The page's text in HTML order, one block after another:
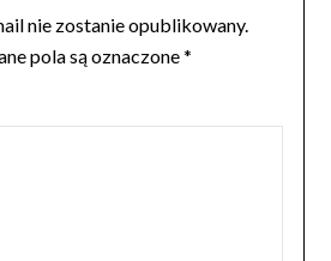
nie zostanie opublikowany.
pola są oznaczone*